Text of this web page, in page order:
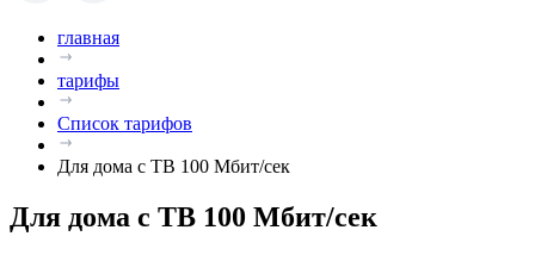
главная
тарифы
Список тарифов
Для дома с ТВ 100 Мбит/сек
Для дома с ТВ 100 Мбит/сек